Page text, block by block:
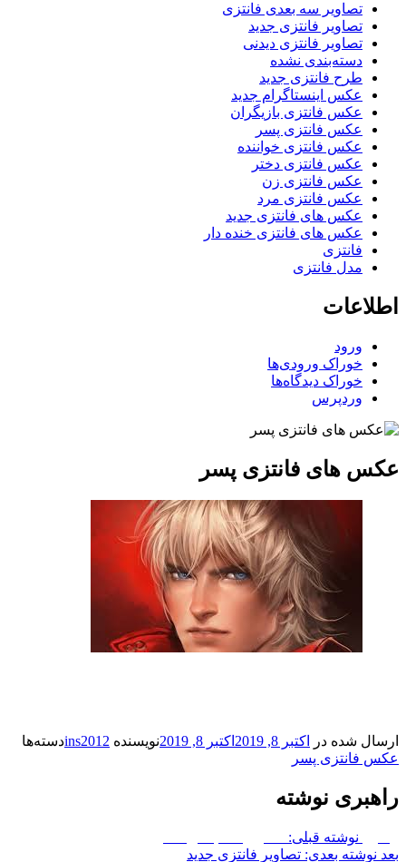
تصاویر سه بعدی فانتزی
تصاویر فانتزی جدید
تصاویر فانتزی دیدنی
دسته‌بندی نشده
طرح فانتزی جدید
عکس اینستاگرام جدید
عکس فانتزی بازیگران
عکس فانتزی پسر
عکس فانتزی خواننده
عکس فانتزی دختر
عکس فانتزی زن
عکس فانتزی مرد
عکس های فانتزی جدید
عکس های فانتزی خنده دار
فانتزی
مدل فانتزی
اطلاعات
ورود
خوراک ورودی‌ها
خوراک دیدگاه‌ها
وردپرس
عکس های فانتزی پسر
ارسال شده در اکتبر 8, 2019 اکتبر 8, 2019 نویسنده ins2012دسته‌ها
عکس فانتزی پسر
راهبری نوشته
نوشته قبلی:
بعد نوشته بعدی: تصاویر فانتزی جدید